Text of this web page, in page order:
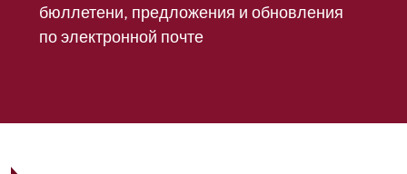
бюллетени, предложения и обновления
по электронной почте